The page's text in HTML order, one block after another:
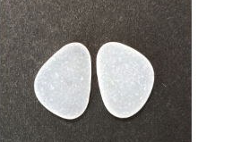
シーグラス アクセサリー素材(ピ
アス用) ASP-2
¥600